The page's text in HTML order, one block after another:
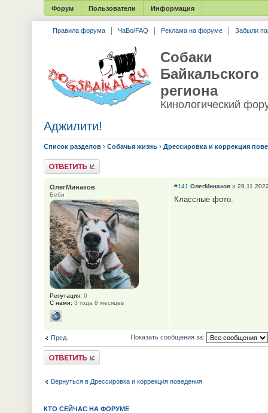
Форум Пользователи Информация
Правила форума ЧаВо/FAQ Реклама на форуме Забыли
Собаки
Байкальского
региона
Кинологический
Аджилити!
Список разделов › Собачья жизнь › Дрессировка и коррекция
Ответить
#141 ОлегМинаков»
Классные фото.
ОлегМинаков
Беби
Репутация: 0
С нами: 3 года 8 месяцев
Пред. Показать сообщения за:
Ответить
Вернуться в Дрессировка и коррекция поведения
КТО СЕЙЧАС НА ФОРУМЕ